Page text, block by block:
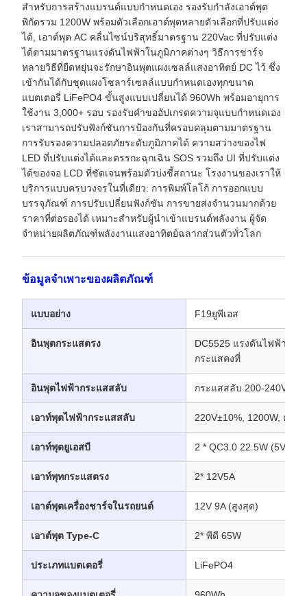
สำหรับการสร้างแบรนด์แบบกำหนดเอง รองรับกำลังเอาต์พุต
พิกัดรวม 1200W พร้อมตัวเลือกเอาต์พุตหลายตัวเลือกที่ปรับแต่ง
ได้, เอาต์พุต AC คลื่นไซน์บริสุทธิ์มาตรฐาน 220Vac ที่ปรับแต่ง
ได้ตามมาตรฐานแรงดันไฟฟ้าในภูมิภาคต่างๆ วิธีการชาร์จ
หลายวิธีที่ยืดหยุ่นจะรักษาอินพุตแผงเซลล์แสงอาทิตย์ DC ไว้ ซึ่ง
เข้ากันได้กับชุดแผงโซลาร์เซลล์แบบกำหนดเองทุกขนาด
แบตเตอรี่ LiFePO4 ขั้นสูงแบบเปลี่ยนได้ 960Wh พร้อมอายุการ
ใช้งาน 3,000+ รอบ รองรับคำขออัปเกรดความจุแบบกำหนดเอง
เราสามารถปรับฟังก์ชันการป้องกันที่ครอบคลุมตามมาตรฐาน
การรับรองความปลอดภัยระดับภูมิภาคได้ ความสว่างของไฟ
LED ที่ปรับแต่งได้และตรรกะฉุกเฉิน SOS รวมถึง UI ที่ปรับแต่ง
ได้ของจอ LCD ที่ชัดเจนพร้อมตัวบ่งชี้สถานะ โรงงานของเราให้
บริการแบบครบวงจรในที่เดียว: การพิมพ์โลโก้ การออกแบบ
บรรจุภัณฑ์ การปรับเปลี่ยนฟังก์ชัน การขายส่งจำนวนมากด้วย
ราคาที่ต่อรองได้ เหมาะสำหรับผู้นำเข้าแบรนด์พลังงาน ผู้จัด
จำหน่ายผลิตภัณฑ์พลังงานแสงอาทิตย์ฉลากส่วนตัวทั่วโลก
ข้อมูลจำเพาะของผลิตภัณฑ์
แบบอย่าง F19ยูพีเอส
อินพุตกระแสตรง
DC5525 แรงดันไฟฟ้ากว้า
กระแสคงที่
อินพุตไฟฟ้ากระแสสลับ กระแสสลับ 200-240VAC
เอาท์พุตไฟฟ้ากระแสสลับ 220V±10%, 1200W, คลื่น
เอาท์พุตยูเอสบี 2 * QC3.0 22.5W (5V3A/
เอาท์พุทกระแสตรง 2* 12V5A
เอาต์พุตเครื่องชาร์จในรถยนต์ 12V 9A (สูงสุด)
เอาต์พุต Type-C 2* พีดี 65W
ประเภทแบตเตอรี่ LiFePO4